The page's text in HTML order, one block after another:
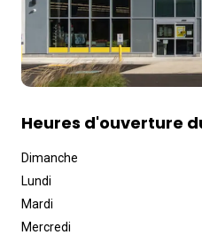
Heures d'ouverture
Dimanche
Lundi
Mardi
Mercredi